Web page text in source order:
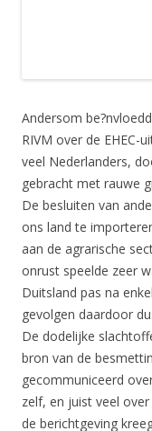
Andersom
RIVM over de EHEC-
veel Nederlanders,
gebracht met rauwe
De besluiten van
ons land te
aan de agrarische
onrust speelde zeer
Duitsland pas na
gevolgen daardoor
De dodelijke
bron van de
gecommuniceerd
zelf, en juist veel
de berichtgeving